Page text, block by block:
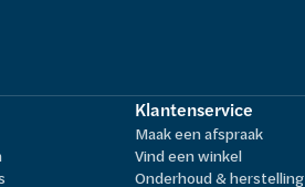
Klantenservice
Maak een afspraak
Vind een winkel
Onderhoud & herstelling